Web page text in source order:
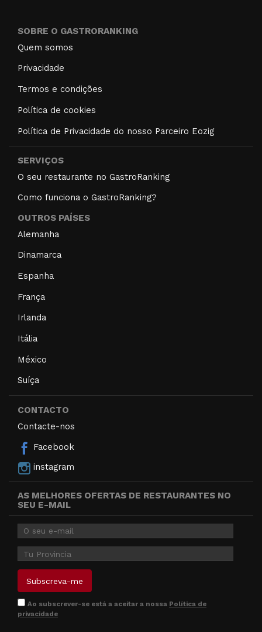
SOBRE O GASTRORANKING
Quem somos
Privacidade
Termos e condições
Política de cookies
Política de Privacidade do nosso Parceiro Eozig
SERVIÇOS
O seu restaurante no GastroRanking
Como funciona o GastroRanking?
OUTROS PAÍSES
Alemanha
Dinamarca
Espanha
França
Irlanda
Itália
México
Suíça
CONTACTO
Contacte-nos
Facebook
instagram
AS MELHORES OFERTAS DE RESTAURANTES NO
SEU E-MAIL
Ao subscrever-se está a aceitar a nossa Política de
privacidade